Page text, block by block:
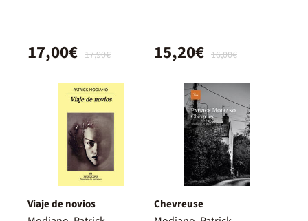
17,90€
17,00€ 16,00€
15,20€
Viaje de novios Chevreuse